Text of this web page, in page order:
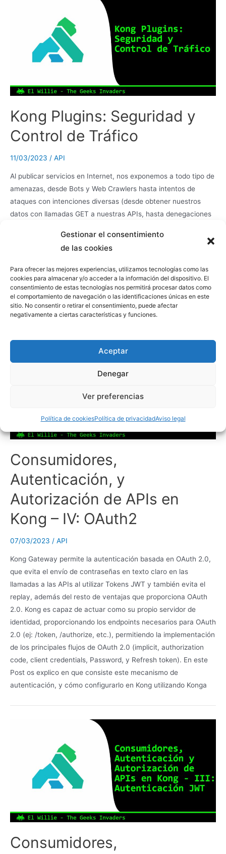
Gestionar el consentimiento
de las cookies
Para ofrecer las mejores experiencias, utilizamos tecnologías como las
cookies para almacenar y/o acceder a la información del dispositivo. El
consentimiento de estas tecnologías nos permitirá procesar datos como
el comportamiento de navegación o las identificaciones únicas en este
sitio. No consentir o retirar el consentimiento, puede afectar
negativamente a ciertas características y funciones.
Aceptar
Denegar
Ver preferencias
Política de cookiesPolítica de privacidadAviso legal
Kong Plugins: Seguridad y
Control de Tráfico
11/03/2023 / API
Al publicar servicios en Internet, nos exponemos a todo tipo de
amenazas, desde Bots y Web Crawlers hasta intentos de
ataques con intenciones diversas (desde obtener nuestros
datos con llamadas GET a nuestras APIs, hasta denegaciones
protegernos en función de la situación concreta (ej:
autenticación, uso de CDNs, uso de WAF, etc). En este Post
ayudar, y la forma de configurarlos utilizando Konga: Bot
Detection, Request Size Limiting, Proxy Cache, IP Restrictions,
Rate Limiting, y Response Rate Limiting
Consumidores,
Autenticación, y
Autorización de APIs en
Kong – IV: OAuth2
07/03/2023 / API
Kong Gateway permite la autenticación basada en OAuth 2.0,
que evita el envío de contraseñas en texto claro en las
llamadas a las APIs al utilizar Tokens JWT y también evita el
replay, además del resto de ventajas que proporciona OAuth
2.0. Kong es capaz de actuar como su propio servidor de
identidad, proporcionando los endpoints necesarios para OAuth
2.0 (ej: /token, /authorize, etc.), permitiendo la implementación
de los principales flujos de OAuth 2.0 (implicit, authorization
code, client credentials, Password, y Refresh token). En este
Post os explico en que consiste este mecanismo de
autenticación, y cómo configurarlo en Kong utilizando Konga
Consumidores,